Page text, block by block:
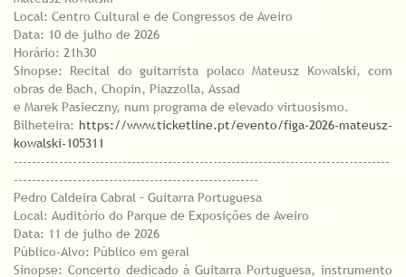
Local: Centro Cultural e de Congressos de Aveiro
Data: 10 de julho de 2026
Horário: 21h30
Sinopse: Recital do guitarrista polaco Mateusz Kowalski, com
obras de Bach, Chopin, Piazzolla, Assad
e Marek Pasieczny, num programa de elevado virtuosismo.
Bilheteira: https://www.ticketline.pt/evento/figa-2026-mateusz-
kowalski-105311
-----------------------------------------------------------------------------------
------------------------------------------------------
Pedro Caldeira Cabral – Guitarra Portuguesa
Local: Auditório do Parque de Exposições de Aveiro
Data: 11 de julho de 2026
Público-Alvo: Público em geral
Sinopse: Concerto dedicado à Guitarra Portuguesa, instrumento